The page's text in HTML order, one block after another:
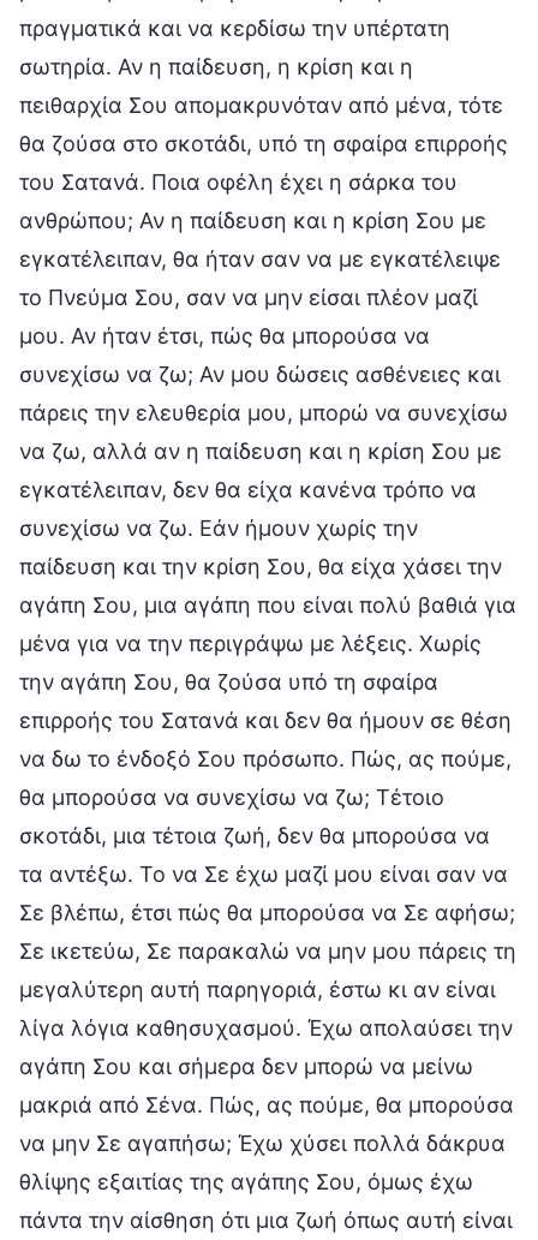
πραγματικά και να κερδίσω την υπέρτατη
σωτηρία. Αν η παίδευση, η κρίση και η
πειθαρχία Σου απομακρυνόταν από μένα, τότε
θα ζούσα στο σκοτάδι, υπό τη σφαίρα επιρροής
του Σατανά. Ποια οφέλη έχει η σάρκα του
ανθρώπου; Αν η παίδευση και η κρίση Σου με
εγκατέλειπαν, θα ήταν σαν να με εγκατέλειψε
το Πνεύμα Σου, σαν να μην είσαι πλέον μαζί
μου. Αν ήταν έτσι, πώς θα μπορούσα να
συνεχίσω να ζω; Αν μου δώσεις ασθένειες και
πάρεις την ελευθερία μου, μπορώ να συνεχίσω
να ζω, αλλά αν η παίδευση και η κρίση Σου με
εγκατέλειπαν, δεν θα είχα κανένα τρόπο να
συνεχίσω να ζω. Εάν ήμουν χωρίς την
παίδευση και την κρίση Σου, θα είχα χάσει την
αγάπη Σου, μια αγάπη που είναι πολύ βαθιά για
μένα για να την περιγράψω με λέξεις. Χωρίς
την αγάπη Σου, θα ζούσα υπό τη σφαίρα
επιρροής του Σατανά και δεν θα ήμουν σε θέση
να δω το ένδοξό Σου πρόσωπο. Πώς, ας πούμε,
θα μπορούσα να συνεχίσω να ζω; Τέτοιο
σκοτάδι, μια τέτοια ζωή, δεν θα μπορούσα να
τα αντέξω. Το να Σε έχω μαζί μου είναι σαν να
Σε βλέπω, έτσι πώς θα μπορούσα να Σε αφήσω;
Σε ικετεύω, Σε παρακαλώ να μην μου πάρεις τη
μεγαλύτερη αυτή παρηγοριά, έστω κι αν είναι
λίγα λόγια καθησυχασμού. Έχω απολαύσει την
αγάπη Σου και σήμερα δεν μπορώ να μείνω
μακριά από Σένα. Πώς, ας πούμε, θα μπορούσα
να μην Σε αγαπήσω; Έχω χύσει πολλά δάκρυα
θλίψης εξαιτίας της αγάπης Σου, όμως έχω
πάντα την αίσθηση ότι μια ζωή όπως αυτή είναι